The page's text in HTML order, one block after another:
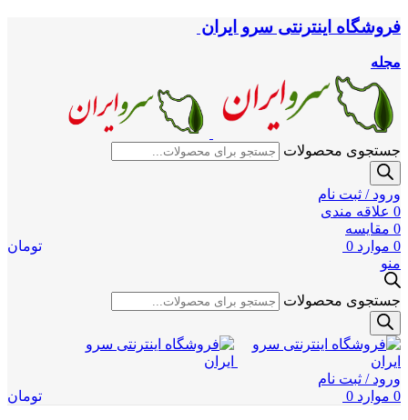
فروشگاه اینترنتی سرو ایران
مجله
جستجوی محصولات
ورود / ثبت نام
0 علاقه مندی
0 مقایسه
0 موارد 0
تومان
منو
جستجوی محصولات
ورود / ثبت نام
0 موارد 0 تومان